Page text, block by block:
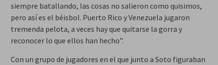
siempre batallando, las cosas no salieron como quisimos,
pero así es el béisbol. Puerto Rico y Venezuela jugaron
tremenda pelota, a veces hay que quitarse la gorra y
reconocer lo que ellos han hecho”.
Con un grupo de jugadores en el que junto a Soto figuraban